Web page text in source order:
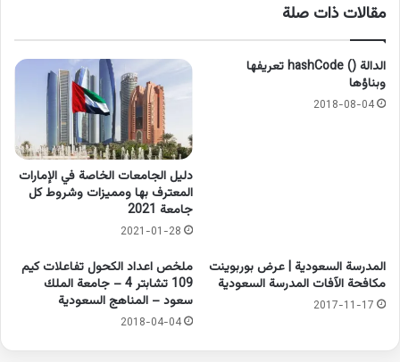
مقالات ذات صلة
الدالة () hashCode تعريفها
وبناؤها
2018-08-04
دليل الجامعات الخاصة في الإمارات
المعترف بها ومميزات وشروط كل
جامعة 2021
2021-01-28
المدرسة السعودية | عرض بوربوينت
مكافحة الآفات المدرسة السعودية
2017-11-17
ملخص اعداد الكحول تفاعلات كيم
109 تشابتر 4 – جامعة الملك
سعود – المناهج السعودية
2018-04-04